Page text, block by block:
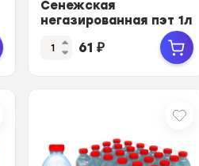
Сенежская
негазированная пэт 1л
61 ₽